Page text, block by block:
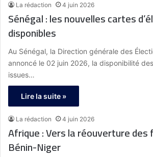
La rédaction 4 juin 2026
Sénégal : les nouvelles cartes
disponibles
Au Sénégal, la Direction générale des
annoncé le 02 juin 2026, la disponibilité
issues…
Lire la suite »
La rédaction 4 juin 2026
Afrique : Vers la réouverture
Bénin-Niger